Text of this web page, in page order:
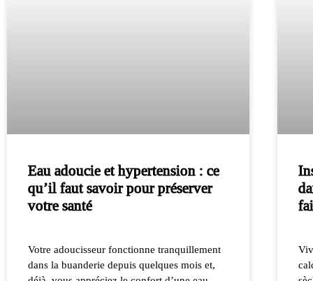
Eau adoucie et hypertension : ce
qu’il faut savoir pour préserver
votre santé
Votre adoucisseur fonctionne tranquillement
dans la buanderie depuis quelques mois et,